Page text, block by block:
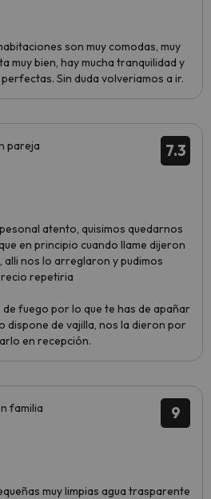
son muy comodas, muy
muy bien, hay mucha tranquilidad y
Sin duda volveriamos a ir.
7.3
pareja
atento, quisimos quedarnos
en principio cuando llame dijeron
alli nos lo arreglaron y pudimos
repetiria
fuego por lo que te has de apañar
dispone de vajilla, nos la dieron por
en recepción.
9
familia
muy limpias agua trasparente